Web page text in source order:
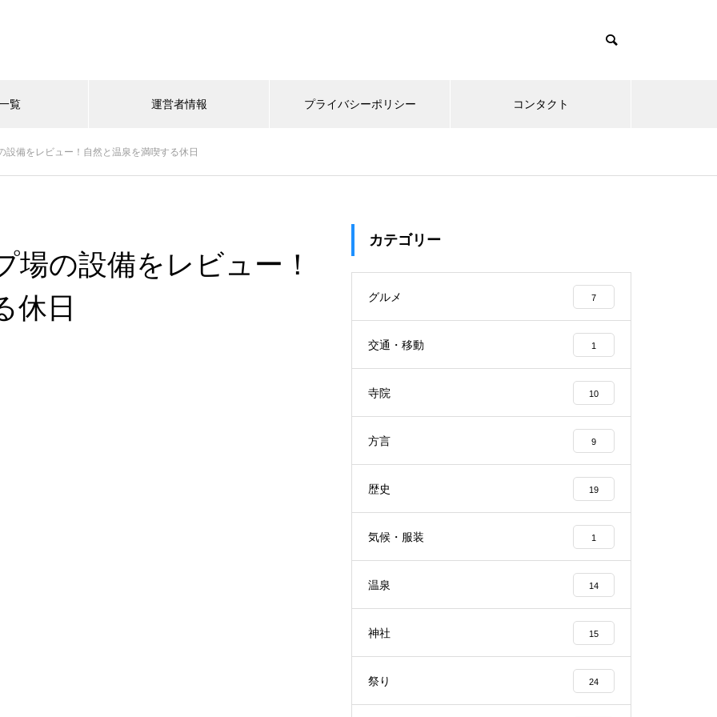
覧 運営者情報 プライバシーポリシー コンタクト
設備をレビュー！自然と温泉を満喫する休日
場の設備をレビュー！
休日
カテゴリー
グルメ 7
交通・移動 1
寺院 10
方言 9
歴史 19
気候・服装 1
温泉 14
神社 15
祭り 24